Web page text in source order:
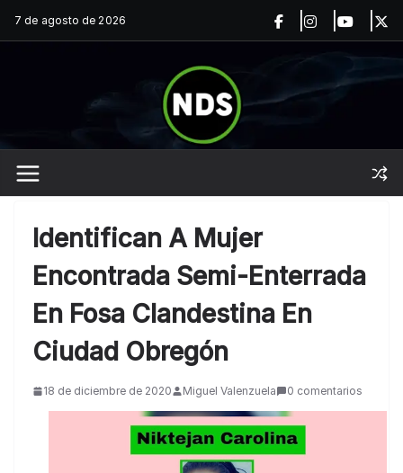
Saltar
al
7 de agosto de 2026
Identifican A Mujer
Encontrada Semi-Enterrada
En Fosa Clandestina En
Ciudad Obregón
18 de diciembre de 2020 Miguel Valenzuela 0 comentarios